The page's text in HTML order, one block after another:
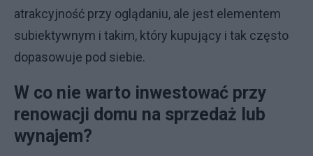
atrakcyjność przy oglądaniu, ale jest elementem
subiektywnym i takim, który kupujący i tak często
dopasowuje pod siebie.
W co nie warto inwestować przy
renowacji domu na sprzedaż lub
wynajem?